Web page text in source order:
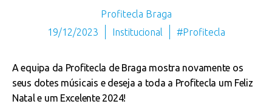
Profitecla Braga
19/12/2023
Institucional #Profitecla
A equipa da Profitecla de Braga mostra novamente os
seus dotes músicais e deseja a toda a Profitecla um Feliz
Natal e um Excelente 2024!